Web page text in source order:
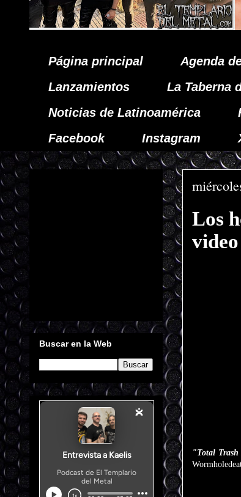
Página principal Agenda
Lanzamientos
La Taberna
Noticias de Latinoamérica
Facebook
Instagram
Los
"Total
Buscar en la Web